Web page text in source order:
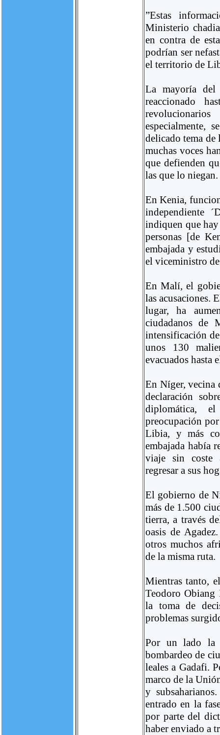
”Estas
Ministerio
en contra de
podrían ser
el territorio de
La mayoría del
reaccionado
especialmente,
delicado tema de
muchas voces
que defienden
las que lo niegan.
En Kenia,
independiente
indiquen que
personas [de
embajada y
el viceministro
En Malí, el
las acusaciones.
lugar, ha
ciudadanos de
intensificación
unos 130
evacuados hasta
En Níger, vecina
declaración
diplomática,
preocupación
Libia, y más
embajada había
viaje sin coste
regresar a sus
El gobierno de
más de 1.500
tierra, a través
oasis de
otros muchos
de la misma ruta.
Mientras tanto,
Teodoro Obiang
la toma de
problemas
Por un lado la
bombardeo de
leales a Gadafi.
marco de la
y
entrado en la
por parte del
haber enviado a